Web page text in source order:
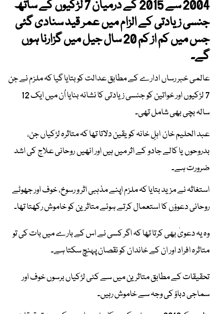
2004 سے 2015 کے درمیان 7 لڑکیوں کے ساتھ
جنسی زیادتی کے الزام میں عمر قید سنادی گئی
جس میں کم از کم 20 سال جیل میں گزارنا ہوں
گے۔
عالمی خبر رساں ادارے کے مطابق عدالت کو بتایا گیا کہ ملزم نے جن
7 لڑکیوں اور خواتین کو جنسی زیادتی کا نشانہ بنایا اُن میں ایک 12
سالہ بچی بھی شامل تھی۔
عبد الحلیم خان اہلِ خانہ کو یقین دلاتا تھا کہ متاثرہ لڑکیاں جن،
بدروحوں یا کالے جادو کے اثر میں ہیں اور انھیں روحانی علاج کی اشد
ضرورت ہے۔
استغاثہ نے مزید بتایا کہ ملزم اپنے مذہبی اثر و رسوخ، خوف اور جھوٹے
روحانی دعوؤں کا استعمال کرتے ہوئے متاثرین کو خاموش رکھتا تھا۔
وہ یہ دعویٰ بھی کرتا تھا کہ اگر کسی نے اس کے بارے میں بات کی تو
متاثرہ افراد اور ان کے خاندان کو نقصان پہنچ سکتا ہے۔
تحقیقات کے مطابق متاثرین میں سے کئی لڑکیاں برسوں خوف اور
سماجی دباؤ کی وجہ سے خاموش رہیں۔